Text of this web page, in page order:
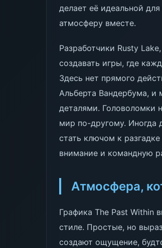
делает её идеальной
атмосферу вместе.
Разработчики Rusty
создавать игры, где
Здесь нет прямого
Альберта Вандербума,
деталями. Головоломки
мир по-другому. Иногда
стать ключом к
внимание и командную
Атмосфера,
Графика The Past Within
стиле. Простые, но
создают ощущение,